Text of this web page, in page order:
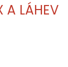
A LÁHEV